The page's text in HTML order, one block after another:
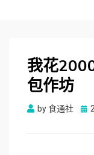
我花
包作坊
by食通社